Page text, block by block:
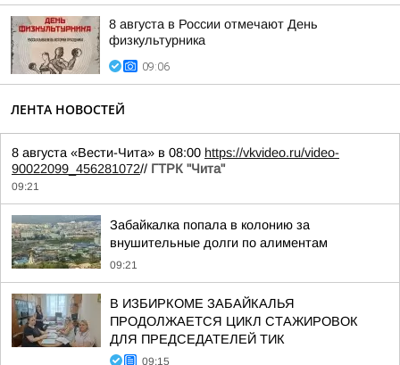
8 августа в России отмечают День
физкультурника
09:06
ЛЕНТА НОВОСТЕЙ
8 августа «Вести-Чита» в 08:00 https://vkvideo.ru/video-
90022099_456281072// ГТРК "Чита"
09:21
Забайкалка попала в колонию за
внушительные долги по алиментам
09:21
В ИЗБИРКОМЕ ЗАБАЙКАЛЬЯ
ПРОДОЛЖАЕТСЯ ЦИКЛ СТАЖИРОВОК
ДЛЯ ПРЕДСЕДАТЕЛЕЙ ТИК
09:15